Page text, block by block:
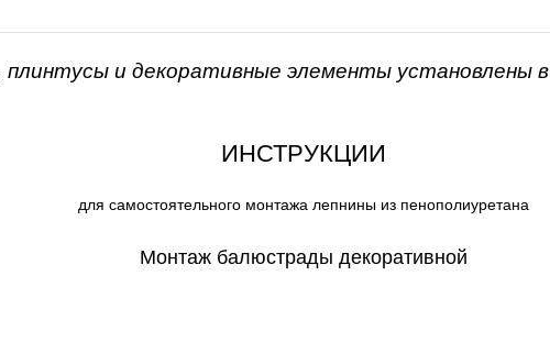
и декоративные элементы установлены
ИНСТРУКЦИИ
для самостоятельного монтажа лепнины из пенополиуретана
Монтаж балюстрады декоративной